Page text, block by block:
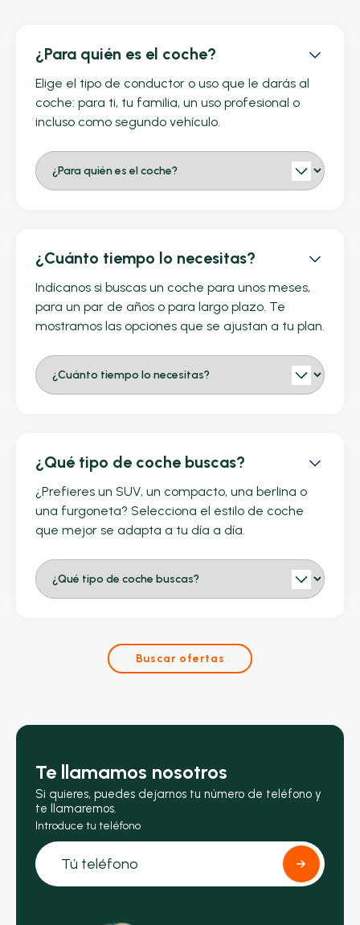
¿Para quién es el coche?
Elige el tipo de conductor o uso que le darás al
coche: para ti, tu familia, un uso profesional o
incluso como segundo vehículo.
¿Cuánto tiempo lo necesitas?
Indícanos si buscas un coche para unos meses,
para un par de años o para largo plazo. Te
mostramos las opciones que se ajustan a tu plan.
¿Qué tipo de coche buscas?
¿Prefieres un SUV, un compacto, una berlina o
una furgoneta? Selecciona el estilo de coche
que mejor se adapta a tu día a día.
Buscar ofertas
Te llamamos nosotros
Si quieres, puedes dejarnos tu número de teléfono y
te llamaremos.
Introduce tu teléfono